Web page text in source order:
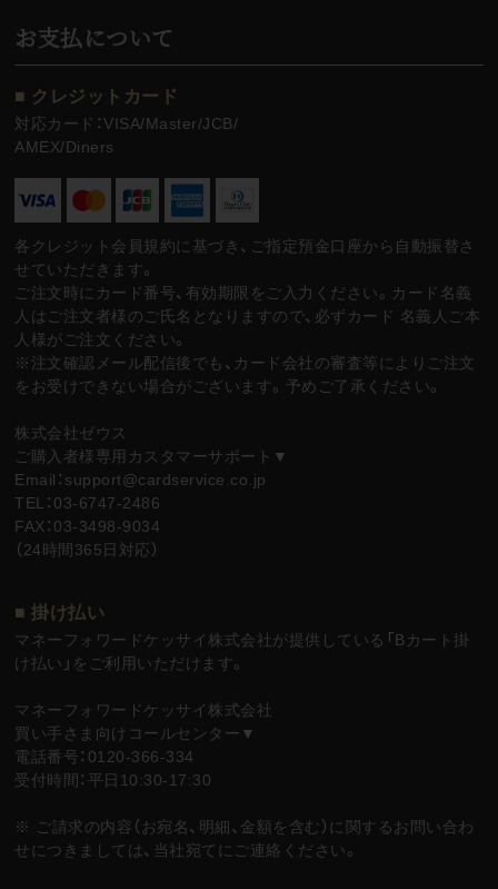
お支払について
■ クレジットカード
対応カード：VISA/Master/JCB/
AMEX/Diners
各クレジット会員規約に基づき、ご指定預金口座から自動振替さ
せていただきます。
ご注文時にカード番号、有効期限をご入力ください。カード名義
人はご注文者様のご氏名となりますので、必ずカード 名義人ご本
人様がご注文ください。
※注文確認メール配信後でも、カード会社の審査等によりご注文
をお受けできない場合がございます。予めご了承ください。
株式会社ゼウス
ご購入者様専用カスタマーサポート▼
Email：support@cardservice.co.jp
TEL：03-6747-2486
FAX：03-3498-9034
（24時間365日対応）
■ 掛け払い
マネーフォワードケッサイ株式会社が提供している「Bカート掛
け払い」をご利用いただけます。
マネーフォワードケッサイ株式会社
買い手さま向けコールセンター▼
電話番号：0120-366-334
受付時間：平日10:30-17:30
※ ご請求の内容（お宛名、明細、金額を含む）に関するお問い合わ
せにつきましては、当社宛てにご連絡ください。